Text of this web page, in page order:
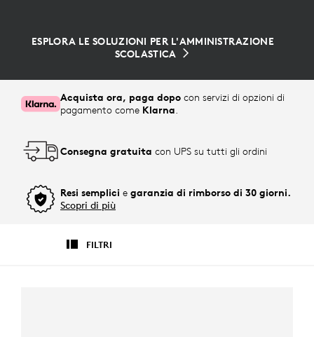
ESPLORA LE SOLUZIONI PER L'AMMINISTRAZIONE
SCOLASTICA
Acquista ora, paga dopo con servizi di opzioni di
pagamento come Klarna.
Consegna gratuita con UPS su tutti gli ordini
Resi semplici e garanzia di rimborso di 30 giorni.
Scopri di più
FILTRI